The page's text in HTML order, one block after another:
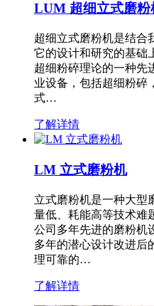
LUM 超细立式磨粉
超细立式磨粉机是结合
它的设计和研究的基础
超细粉碎理论的一种先
业设备，包括超细粉碎
式…
了解详情
LM 立式磨粉机
立式磨粉机是一种大型
量低、耗能高等技术难
公司多年先进的磨粉机
多年的潜心设计改进后
理可靠的…
了解详情